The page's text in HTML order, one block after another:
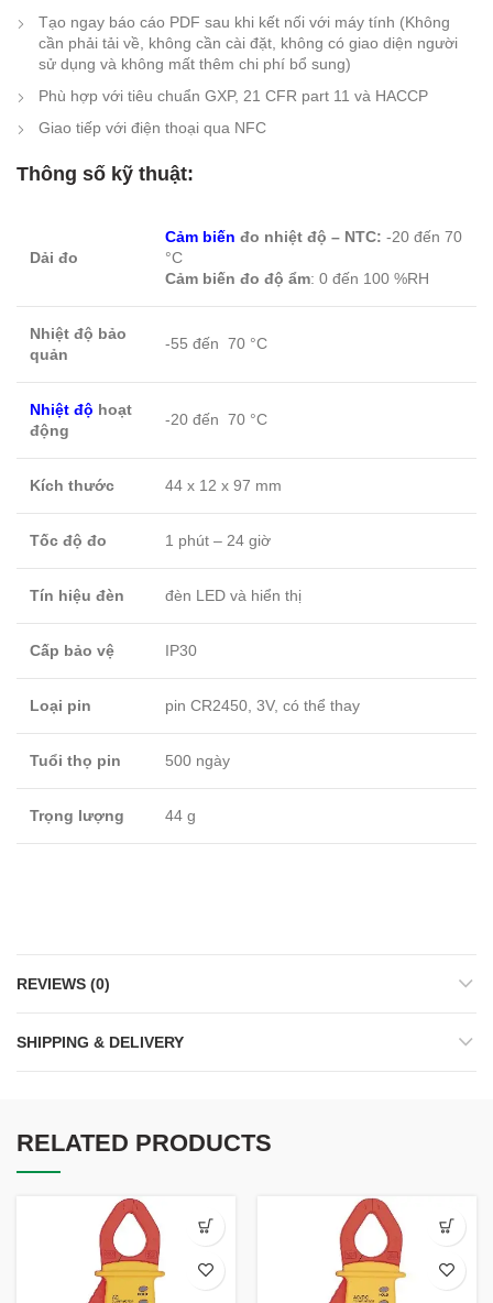
Tạo ngay báo cáo PDF sau khi kết nối với máy tính (Không
cần phải tải về, không cần cài đặt, không có giao diện người
sử dụng và không mất thêm chi phí bổ sung)
Phù hợp với tiêu chuẩn GXP, 21 CFR part 11 và HACCP
Giao tiếp với điện thoại qua NFC
Thông số kỹ thuật:
Dải đo
Cảm biến đo nhiệt độ – NTC: -20 đến 70
°C
Cảm biến đo độ ẩm: 0 đến 100 %RH
Nhiệt độ bảo
quản
-55 đến 70 °C
Nhiệt độ hoạt
động
-20 đến 70 °C
Kích thước 44 x 12 x 97 mm
Tốc độ đo 1 phút – 24 giờ
Tín hiệu đèn đèn LED và hiển thị
Cấp bảo vệ IP30
Loại pin pin CR2450, 3V, có thể thay
Tuổi thọ pin 500 ngày
Trọng lượng 44 g
REVIEWS (0)
SHIPPING & DELIVERY
RELATED PRODUCTS